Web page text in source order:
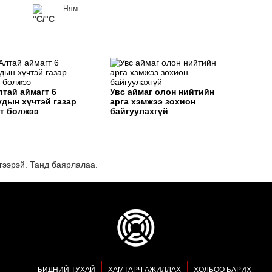
Ням
°C/°C
аймагт 6
хүчтэй газар
болжээ
Увс аймаг олон нийтийн
арга хэмжээ зохион
байгуулахгүй
Танд баярлалаа.
БИДНИЙ ТУХАЙ ХАМТАРЧ АЖИЛЛАХ ХОЛБОО БАРИХ